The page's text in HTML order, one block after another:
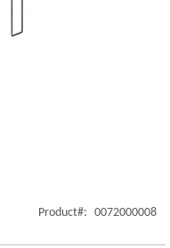
Product 0072000008